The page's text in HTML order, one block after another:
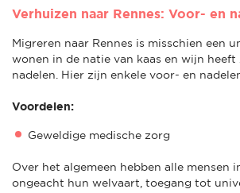
Verhuizen naar Rennes: Voor- en
Migreren naar Rennes is misschien een
wonen in de natie van kaas en wijn
nadelen. Hier zijn enkele voor- en
Voordelen:
Geweldige medische zorg
Over het algemeen hebben alle mensen
ongeacht hun welvaart, toegang tot